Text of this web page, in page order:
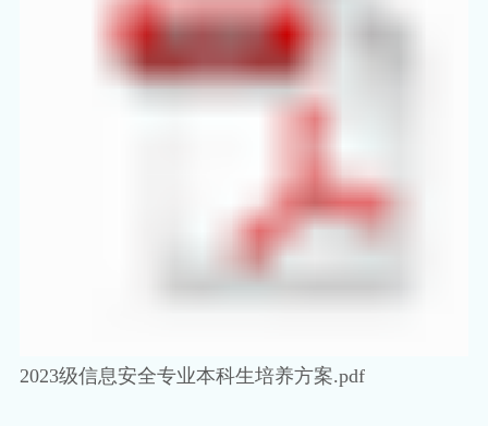
2023级信息安全专业本科生培养方案.pdf